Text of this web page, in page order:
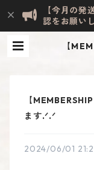
【今月の
認をお願い
【
【
ます.ᐟ.ᐟ
2024/06/01